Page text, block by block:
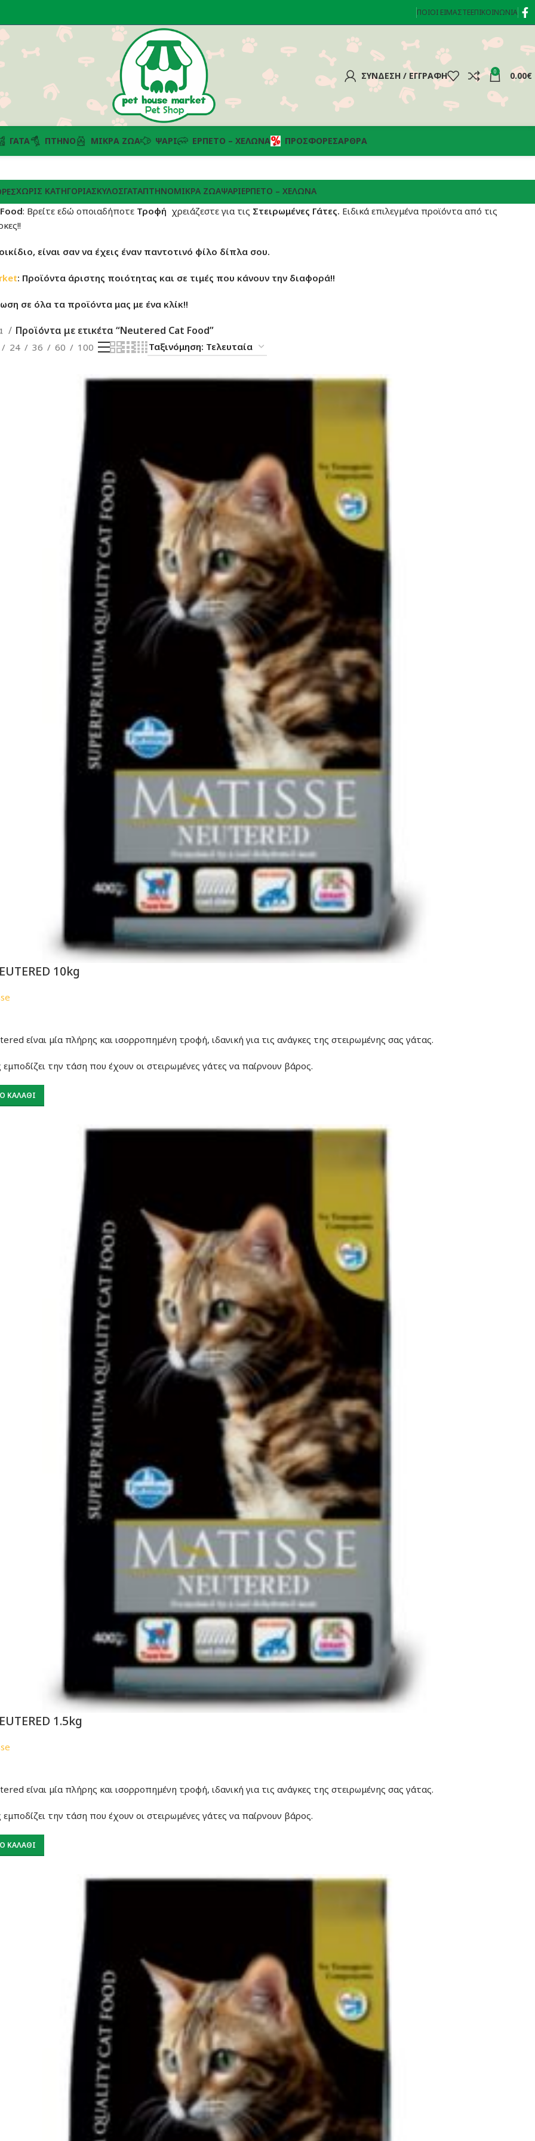
ΠΟΙΟΊ ΕΊΜΑΣΤΕΕΠΙΚΟΙΝΩΝΊΑ
ΣΎΝΔΕΣΗ / ΕΓΓΡΑΦΉ 0 0.00€
ΓΆΤΑ ΠΤΗΝΌ ΜΙΚΡΆ ΖΏΑ ΨΆΡΙ ΕΡΠΕΤΌ – ΧΕΛΏΝΑ ΠΡΟΣΦΟΡΈΣΆΡΘΡΑ
ΧΩΡΊΣ ΚΑΤΗΓΟΡΊΑΣΚΎΛΟΣΓΆΤΑΠΤΗΝΌΜΙΚΡΆ ΖΏΑΨΆΡΙΕΡΠΕΤΌ – ΧΕΛΏΝΑ
: Βρείτε εδώ οποιαδήποτε Τροφή χρειάζεστε για τις Στειρωμένες Γάτες. Ειδικά επιλεγμένα προϊόντα από τις
είναι σαν να έχεις έναν παντοτινό φίλο δίπλα σου.
: Προϊόντα άριστης ποιότητας και σε τιμές που κάνουν την διαφορά!!
σε όλα τα προϊόντα μας με ένα κλίκ!!
Προϊόντα με ετικέτα “Neutered Cat Food”
24 36 60 100
10kg
είναι μία πλήρης και ισορροπημένη τροφή, ιδανική για τις ανάγκες της στειρωμένης σας γάτας.
την τάση που έχουν οι στειρωμένες γάτες να παίρνουν βάρος.
ΚΑΛΆΘΙ
1.5kg
είναι μία πλήρης και ισορροπημένη τροφή, ιδανική για τις ανάγκες της στειρωμένης σας γάτας.
την τάση που έχουν οι στειρωμένες γάτες να παίρνουν βάρος.
ΚΑΛΆΘΙ